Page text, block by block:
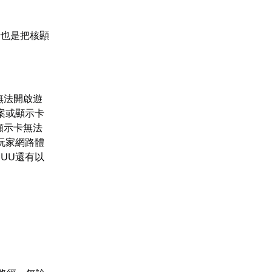
是把核顯
法開啟遊
或顯示卡
示卡無法
家網路體
還有以